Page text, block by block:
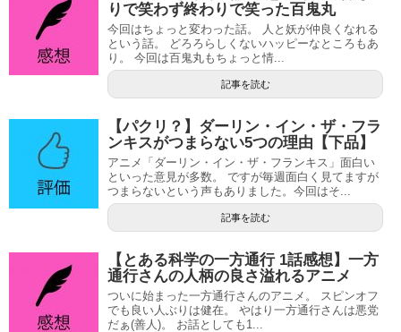
りで笑わず終わりで笑った百鬼丸
今回はちょっと変わった話。 人と妖が仲良くなれる
という話。 どろろらしくないハッピーなところもあ
り。 今回は百鬼丸もちょっと情...
記事を読む
【パクリ？】ダーリン・イン・ザ・フラ
ンキスがつまらない5つの理由【下品】
アニメ「ダーリン・イン・ザ・フランキス」面白い
といった意見が多数。 ですが毎週面白く見てますが
つまらないという声もありました。今回はそ...
記事を読む
【とある科学の一方通行 1話感想】一方
通行さんの人柄の良さ溢れるアニメ
ついに始まった一方通行さんのアニメ。 スピンオフ
でも良い人ぶりは健在。 やはり一方通行さんは悪党
だぁ(善人)。 お話としても1...